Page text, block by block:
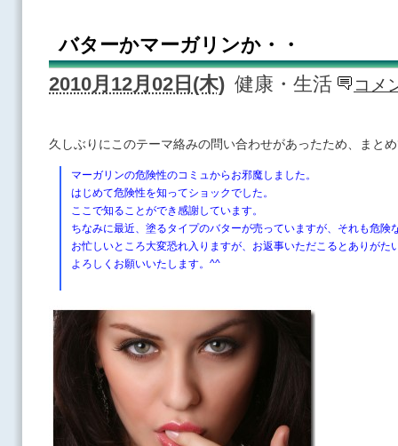
バターかマーガリンか・・
2010月12月02日(木) 健康・生活 コメ
久しぶりにこのテーマ絡みの問い合わせがあったため、まと
マーガリンの危険性のコミュからお邪魔しました。
はじめて危険性を知ってショックでした。
ここで知ることができ感謝しています。
ちなみに最近、塗るタイプのバターが売っていますが、それも危険
お忙しいところ大変恐れ入りますが、お返事いただこるとありがた
よろしくお願いいたします。^^